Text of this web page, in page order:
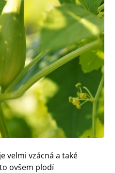
velmi vzácná a také
ovšem plodí